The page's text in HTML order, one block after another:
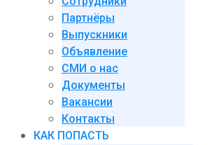
Партнёры
Выпускники
Объявление
СМИ о нас
Документы
Вакансии
Контакты
КАК ПОПАСТЬ